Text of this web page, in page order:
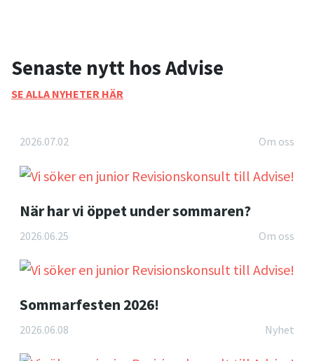
Senaste nytt hos Advise
SE ALLA NYHETER HÄR
2026.07.02 Om oss
När har vi öppet under sommaren?
2026.06.25 Om oss
Sommarfesten 2026!
2026.06.08 Nyhet